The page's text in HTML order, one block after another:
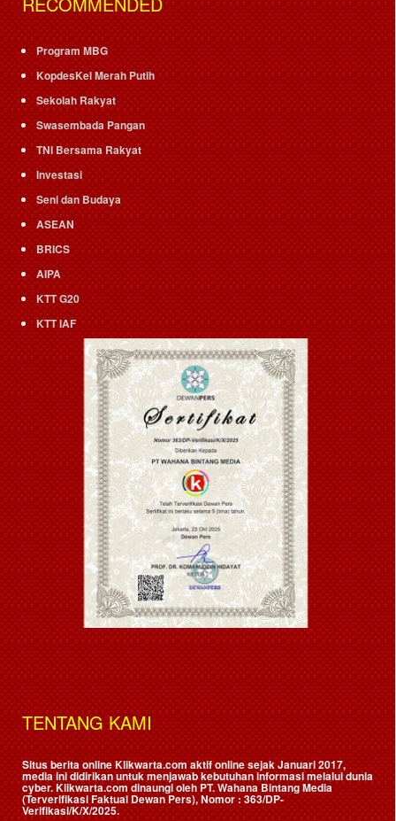
Program MBG
KopdesKel Merah Putih
Sekolah Rakyat
Swasembada Pangan
TNI Bersama Rakyat
Investasi
Seni dan Budaya
ASEAN
BRICS
AIPA
KTT G20
KTT IAF
TENTANG KAMI
Situs berita online Klikwarta.com aktif online sejak Januari 2017,
media ini didirikan untuk menjawab kebutuhan informasi melalui dunia
cyber. Klikwarta.com dinaungi oleh PT. Wahana Bintang Media
(Terverifikasi Faktual Dewan Pers), Nomor : 363/DP-
Verifikasi/K/X/2025.